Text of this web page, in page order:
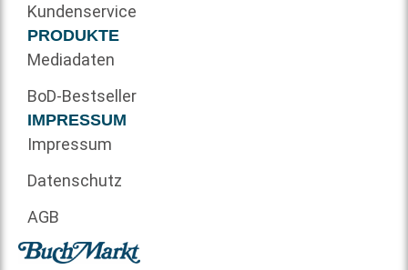
Kundenservice
PRODUKTE
Mediadaten
BoD-Bestseller
IMPRESSUM
Impressum
Datenschutz
AGB